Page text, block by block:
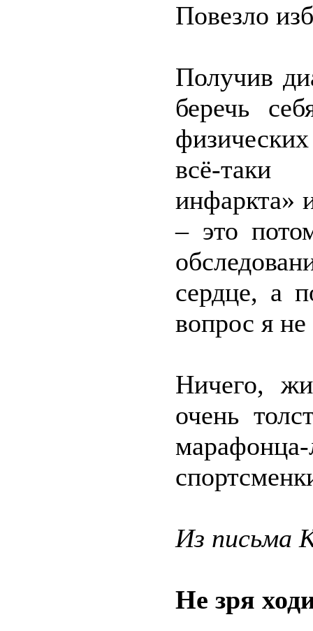
Повезло
Получив
беречь
всё-таки
инфаркта»
– это
сердце, а
вопрос я не
Ничего,
очень
Из письма
Не зря